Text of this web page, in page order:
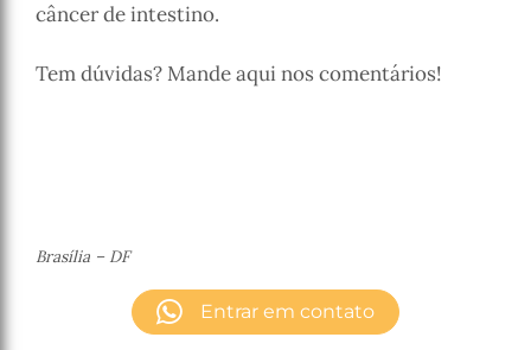
câncer de intestino.
Tem dúvidas? Mande aqui nos comentários!
Brasília – DF
Entrar em contato